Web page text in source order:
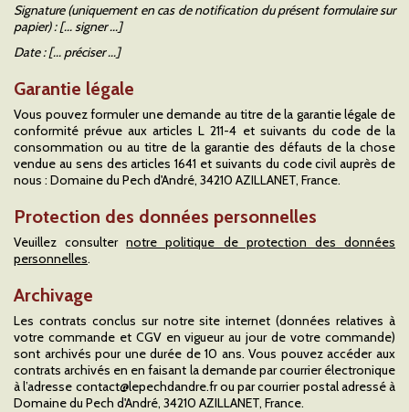
Signature (uniquement en cas de notification du présent formulaire sur
papier) : [... signer ...]
Date : [... préciser ...]
Garantie légale
Vous pouvez formuler une demande au titre de la garantie légale de
conformité prévue aux articles L 211-4 et suivants du code de la
consommation ou au titre de la garantie des défauts de la chose
vendue au sens des articles 1641 et suivants du code civil auprès de
nous : Domaine du Pech d'André, 34210 AZILLANET, France.
Protection des données personnelles
Veuillez consulternotre politique de protection des données
personnelles.
Archivage
Les contrats conclus sur notre site internet (données relatives à
votre commande et CGV en vigueur au jour de votre commande)
sont archivés pour une durée de 10 ans. Vous pouvez accéder aux
contrats archivés en en faisant la demande par courrier électronique
à l’adresse contact@lepechdandre.fr ou par courrier postal adressé à
Domaine du Pech d'André, 34210 AZILLANET, France.